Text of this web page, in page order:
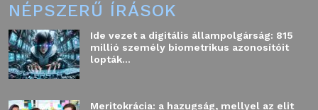
NÉPSZERŰ ÍRÁSOK
Ide vezet a digitális állampolgárság: 815
millió személy biometrikus azonosítóit
lopták...
Meritokrácia: a hazugság, mellyel az elit